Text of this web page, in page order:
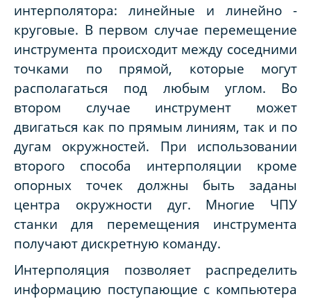
интерполятора: линейные и линейно -
круговые. В первом случае перемещение
инструмента происходит между соседними
точками по прямой, которые могут
располагаться под любым углом. Во
втором случае инструмент может
двигаться как по прямым линиям, так и по
дугам окружностей. При использовании
второго способа интерполяции кроме
опорных точек должны быть заданы
центра окружности дуг. Многие ЧПУ
станки для перемещения инструмента
получают дискретную команду.
Интерполяция позволяет распределить
информацию поступающие с компьютера